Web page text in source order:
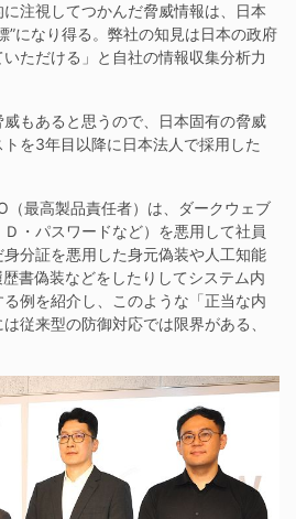
注視してつかんだ脅威情報は、日本
”になり得る。弊社の知見は日本の政府
ただける」と自社の情報収集分析力
もあると思うので、日本固有の脅威
を3年目以降に日本法人で採用した
最高製品責任者）は、ダークウェブ
・パスワードなど）を悪用して社員
分証を悪用した身元偽装や人工知能
歴書偽装などをしたりしてシステム内
例を紹介し、このような「正当な内
従来型の防御対応では限界がある、